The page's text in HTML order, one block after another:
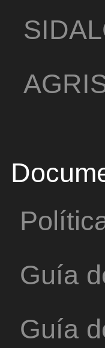
Guía
Guía